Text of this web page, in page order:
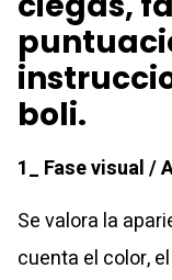
boli.
1_ Fase visual /
Se valora la
cuenta el color,